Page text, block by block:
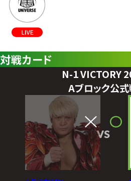
対戦カード
N-1 VICTORY
Aブロック公
VS